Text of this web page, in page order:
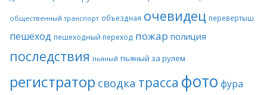
общественный транспорт объездная очевидец перевертыш
пешеход пешеходный переход пожар полиция
последствия пьяный пьяный за рулем
регистратор сводка трасса фото фура